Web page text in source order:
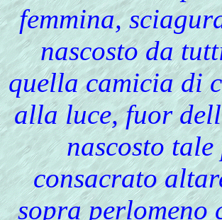
femmina,
nascosto da
quella camicia di
alla luce, fuor
nascosto
consacrato
sopra perlomeno